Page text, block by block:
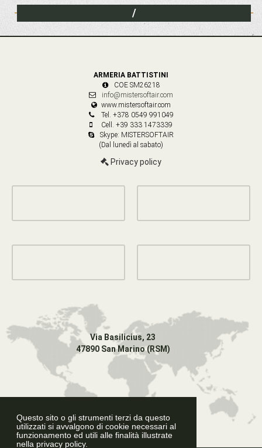
Questo sito o gli strumenti terzi da questo
utilizzati si avvalgono di cookie necessari al
funzionamento ed utili alle finalità illustrate
nella privacy policy.
/
ARMERIA BATTISTINI
COE SM26218
info@mistersoftair.com
www.mistersoftair.com
Tel. +378 0549 991049
Cell. +39 333 1473339
Skype: MISTERSOFTAIR
(Dal lunedì al sabato)
Privacy policy
Via Basilicius, 23
47890 San Marino (RSM)